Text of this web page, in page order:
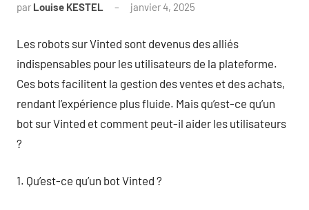
par Louise KESTEL janvier 4, 2025
Les robots sur Vinted sont devenus des alliés
indispensables pour les utilisateurs de la plateforme.
Ces bots facilitent la gestion des ventes et des achats,
rendant l’expérience plus fluide. Mais qu’est-ce qu’un
bot sur Vinted et comment peut-il aider les utilisateurs
?
1. Qu’est-ce qu’un bot Vinted ?